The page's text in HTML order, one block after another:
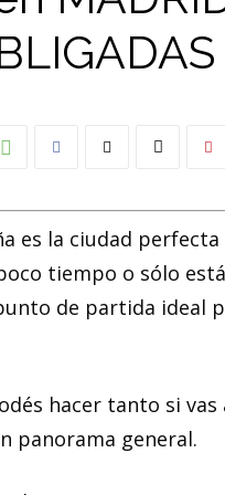
es la ciudad
tiempo o sólo
de partida ideal
hacer tanto si
panorama general.